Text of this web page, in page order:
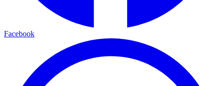
Facebook